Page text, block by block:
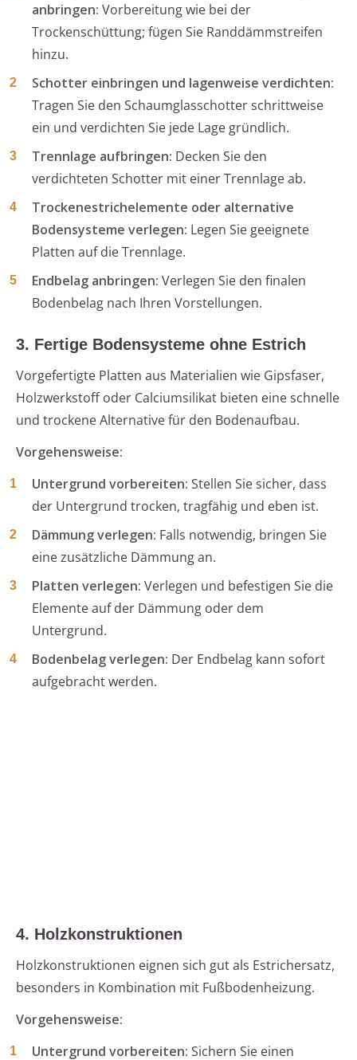
anbringen: Vorbereitung wie bei der
Trockenschüttung; fügen Sie Randdämmstreifen
hinzu.
Schotter einbringen und lagenweise verdichten:
Tragen Sie den Schaumglasschotter schrittweise
ein und verdichten Sie jede Lage gründlich.
Trennlage aufbringen: Decken Sie den
verdichteten Schotter mit einer Trennlage ab.
Trockenestrichelemente oder alternative
Bodensysteme verlegen: Legen Sie geeignete
Platten auf die Trennlage.
Endbelag anbringen: Verlegen Sie den finalen
Bodenbelag nach Ihren Vorstellungen.
3. Fertige Bodensysteme ohne Estrich
Vorgefertigte Platten aus Materialien wie Gipsfaser,
Holzwerkstoff oder Calciumsilikat bieten eine schnelle
und trockene Alternative für den Bodenaufbau.
Vorgehensweise:
Untergrund vorbereiten: Stellen Sie sicher, dass
der Untergrund trocken, tragfähig und eben ist.
Dämmung verlegen: Falls notwendig, bringen Sie
eine zusätzliche Dämmung an.
Platten verlegen: Verlegen und befestigen Sie die
Elemente auf der Dämmung oder dem
Untergrund.
Bodenbelag verlegen: Der Endbelag kann sofort
aufgebracht werden.
4. Holzkonstruktionen
Holzkonstruktionen eignen sich gut als Estrichersatz,
besonders in Kombination mit Fußbodenheizung.
Vorgehensweise:
Untergrund vorbereiten: Sichern Sie einen